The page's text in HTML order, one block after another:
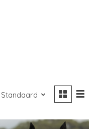
Standaard